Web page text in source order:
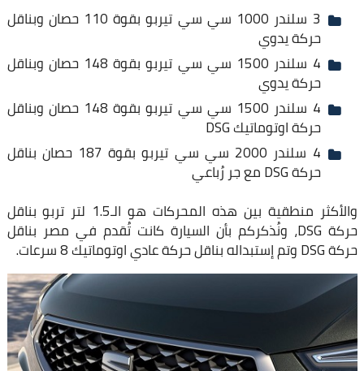
3 سلندر 1000 سي سي تيربو بقوة 110 حصان وبناقل
حركة يدوي
4 سلندر 1500 سي سي تيربو بقوة 148 حصان وبناقل
حركة يدوي
4 سلندر 1500 سي سي تيربو بقوة 148 حصان وبناقل
حركة اوتوماتيك DSG
4 سلندر 2000 سي سي تيربو بقوة 187 حصان بناقل
حركة DSG مع جر رُباعي
والأكثر منطقية بين هذه المحركات هو الـ1.5 لتر تربو بناقل
حركة DSG، ونُذكركم بأن السيارة كانت تُقدم في مصر بناقل
حركة DSG وتم إستبداله بناقل حركة عادي اوتوماتيك 8 سرعات.